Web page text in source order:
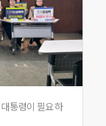
통령이 필요하